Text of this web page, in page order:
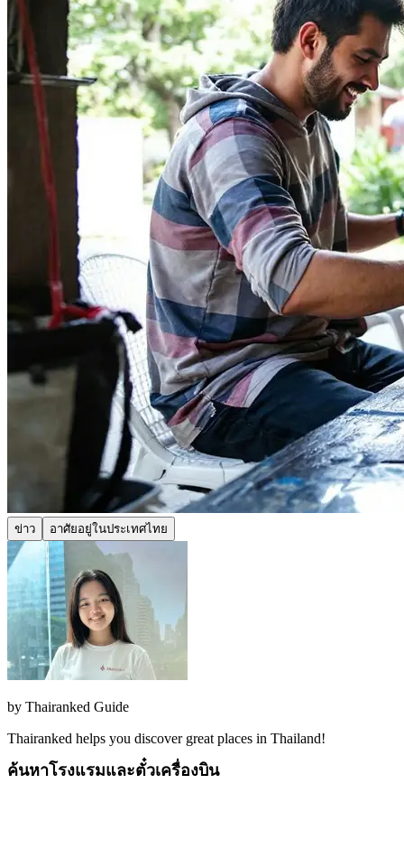
ข่าว อาศัยอยู่ในประเทศไทย
by Thairanked Guide
Thairanked helps you discover great places in Thailand!
ค้นหาโรงแรมและตั๋วเครื่องบิน